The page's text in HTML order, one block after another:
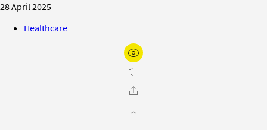
28 April 2025
Healthcare